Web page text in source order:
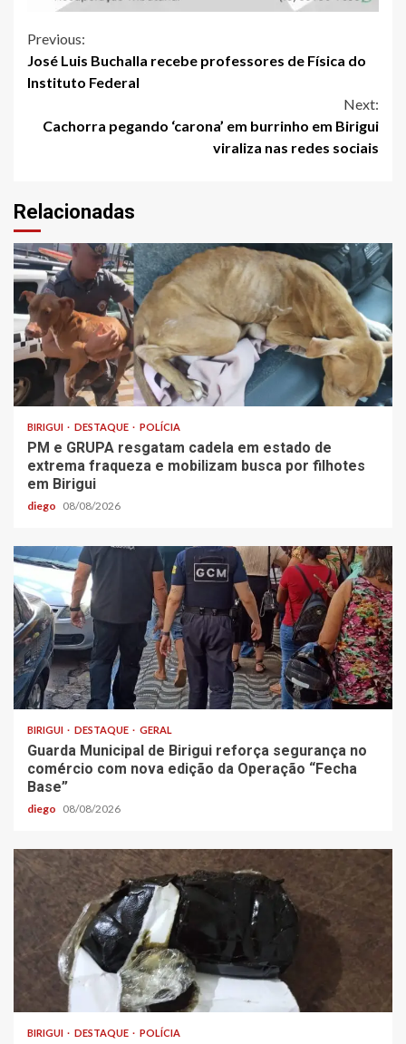
Continue
Reading
Previous:
José Luis Buchalla recebe professores de Física do
Instituto Federal
Next:
Cachorra pegando ‘carona’ em burrinho em Birigui
viraliza nas redes sociais
Relacionadas
BIRIGUI DESTAQUE POLÍCIA
PM e GRUPA resgatam cadela em estado de
extrema fraqueza e mobilizam busca por filhotes
em Birigui
diego 08/08/2026
BIRIGUI DESTAQUE GERAL
Guarda Municipal de Birigui reforça segurança no
comércio com nova edição da Operação “Fecha
Base”
diego 08/08/2026
BIRIGUI DESTAQUE POLÍCIA